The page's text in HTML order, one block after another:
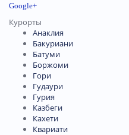
Google+
Курорты
Анаклия
Бакуриани
Батуми
Боржоми
Гори
Гудаури
Гурия
Казбеги
Кахети
Квариати